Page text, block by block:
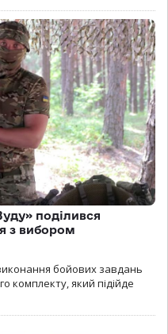
поділився
з вибором
бойових завдань
комплекту, який підійде